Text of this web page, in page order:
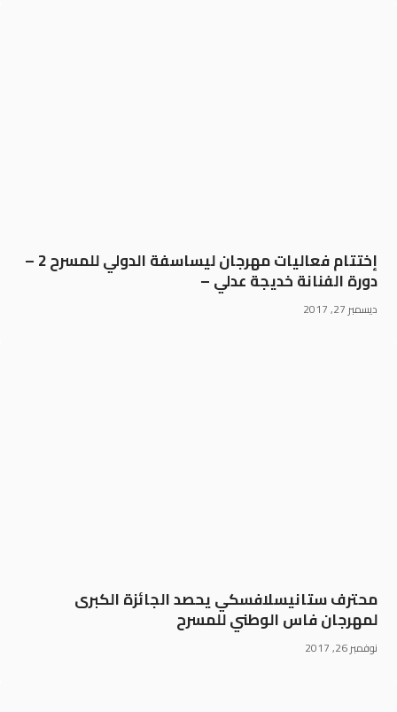
إختتام فعاليات مهرجان ليساسفة الدولي للمسرح 2 –
دورة الفنانة خديجة عدلي –
ديسمبر 27, 2017
محترف ستانيسلافسكي يحصد الجائزة الكبرى
لمهرجان فاس الوطني للمسرح
نوفمبر 26, 2017